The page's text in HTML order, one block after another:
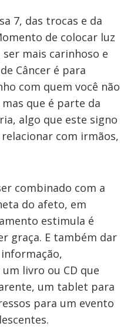
7, das trocas e da
de colocar luz
mais carinhoso e
Câncer é para
com quem você não
que é parte da
algo que este signo
com irmãos,
combinado com a
do afeto, em
estimula é
graça. E também dar
livro ou CD que
um tablet para
para um evento